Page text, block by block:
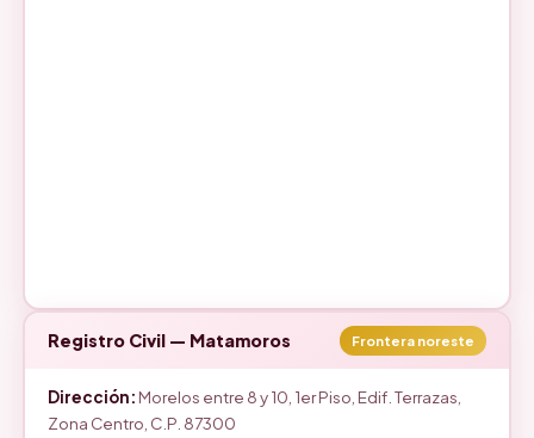
Registro Civil — Matamoros Frontera noreste
Dirección: Morelos entre 8 y 10, 1er Piso, Edif. Terrazas,
Zona Centro, C.P. 87300